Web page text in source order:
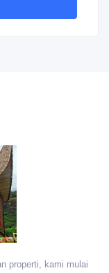
properti, kami mulai